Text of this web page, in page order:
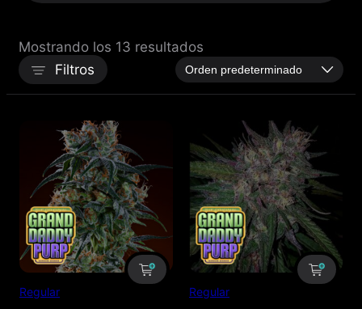
Mostrando los 13 resultados
Filtros
Regular Regular